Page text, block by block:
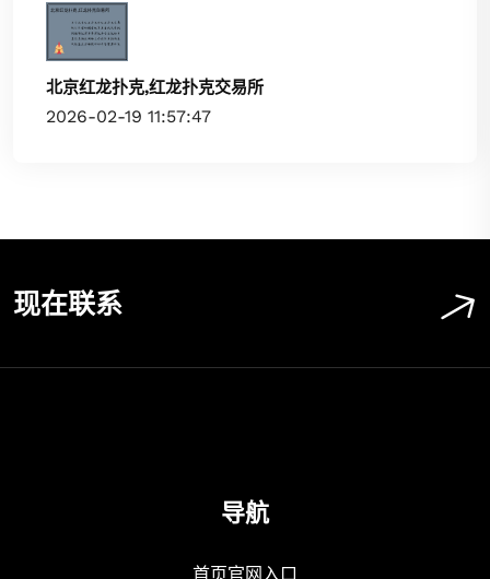
北京红龙扑克,红龙扑克交易所
2026-02-19 11:57:47
现在联系
导航
首页官网入口